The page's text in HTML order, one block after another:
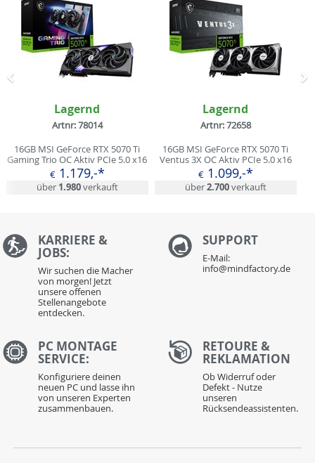
Lagernd
Artnr: 78014
16GB MSI GeForce RTX 5070 Ti
Gaming Trio OC Aktiv PCIe 5.0 x16
(Retail)
€1.179,-*
über 1.980verkauft
Lagernd
Artnr: 72658
16GB MSI GeForce RTX 5070 Ti
Ventus 3X OC Aktiv PCIe 5.0 x16
1xHDMI 2.1b / 3xDisplayPort 2.1b
(Retail)
€1.099,-*
über2.700verkauft
Zurück
KARRIERE &
JOBS:
Wir suchen die Macher
von morgen! Jetzt
unsere offenen
Stellenangebote
entdecken.
SUPPORT
E-Mail:
info@mindfactory.de
PC MONTAGE
SERVICE:
Konfiguriere deinen
neuen PC und lasse ihn
von unseren Experten
zusammenbauen.
RETOURE &
REKLAMATION
Ob Widerruf oder
Defekt - Nutze
unseren
Rücksendeassistenten.